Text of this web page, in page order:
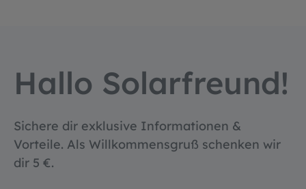
Hallo Solarfreund!
Sichere dir exklusive Informationen &
Vorteile. Als Willkommensgruß schenken wir
dir 5 €.